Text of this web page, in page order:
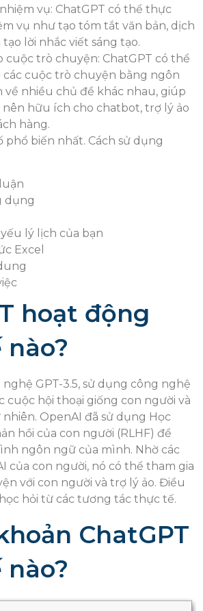
vụ: ChatGPT có thể thực
vụ như tạo tóm tắt văn bản, dịch
lời nhắc viết sáng tạo.
cuộc trò chuyện: ChatGPT có thể
các cuộc trò chuyện bằng ngôn
về nhiều chủ đề khác nhau, giúp
nên hữu ích cho chatbot, trợ lý ảo
hàng.
phổ biến nhất. Cách sử dụng
dụng
lý lịch của bạn
Excel
hoạt động
GPT-3.5, sử dụng công nghệ
cuộc hội thoại giống con người và
OpenAI đã sử dụng Học
hồi của con người (RLHF) để
ngôn ngữ của mình. Nhờ các
của con người, nó có thể tham gia
với con người và trợ lý ảo. Điều
hỏi từ các tương tác thực tế.
ChatGPT